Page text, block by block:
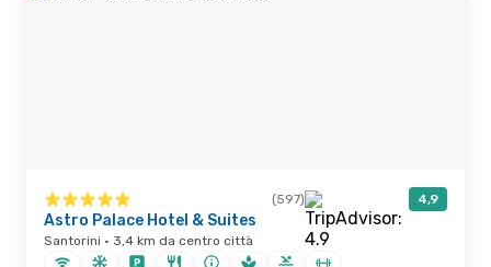
(597) 4,9
Astro Palace Hotel & Suites
Santorini · 3,4 km da centro città